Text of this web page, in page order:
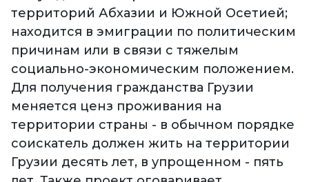
территорий Абхазии и Южной Осетией;
находится в эмиграции по политическим
причинам или в связи с тяжелым
социально-экономическим положением.
Для получения гражданства Грузии
меняется ценз проживания на
территории страны - в обычном порядке
соискатель должен жить на территории
Грузии десять лет, в упрощенном - пять